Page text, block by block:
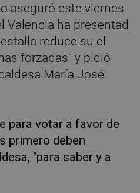
aseguró este viernes
Valencia ha presentad
reduce su el
forzadas" y pidió
María José
para votar a favor de
primero deben
"para saber y a